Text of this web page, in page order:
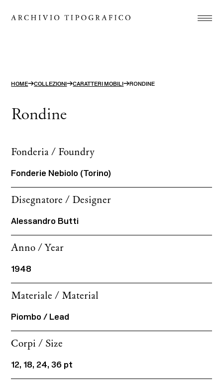
Store
search
HOME→COLLEZIONI→CARATTERI MOBILI→RONDINE
Rondine
Fonderia / Foundry
Fonderie Nebiolo (Torino)
Disegnatore / Designer
Alessandro Butti
Anno / Year
1948
Materiale / Material
Piombo / Lead
Corpi / Size
12, 18, 24, 36 pt